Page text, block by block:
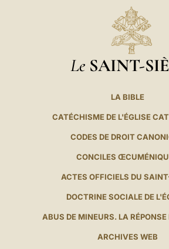
Le SAINT-
LA BIBLE
CATÉCHISME DE L'ÉGLISE
CODES DE DROIT
CONCILES
ACTES OFFICIELS DU
DOCTRINE SOCIALE DE
ABUS DE MINEURS. LA RÉPONSE
ARCHIVES WEB